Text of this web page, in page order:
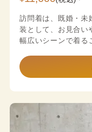
訪問着は、既婚・未
装として、お見合い
幅広いシーンで着る